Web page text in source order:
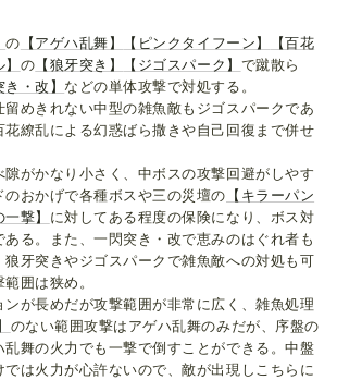
の 【アゲハ乱舞】 【ピンクタイフーン】
【百花
の 【狼牙突き】 【ジゴスパーク】 で蹴散ら
き・改】 などの単体攻撃で対処する。
めきれない中型の雑魚敵もジゴスパークであ
繚乱による幻惑ばら撒きや自己回復まで併せ
隙がかなり小さく、中ボスの攻撃回避がしやす
のおかげで各種ボスや三の災壇の 【キラーパン
一撃】 に対してある程度の保険になり、ボス対
る。また、一閃突き・改で恵みのはぐれ者も
牙突きやジゴスパークで雑魚敵への対処も可
囲は狭め。
ンが長めだが攻撃範囲が非常に広く、雑魚処理
のない範囲攻撃はアゲハ乱舞のみだが、序盤の
舞の火力でも一撃で倒すことができる。中盤
では火力が心許ないので、敵が出現しこちらに